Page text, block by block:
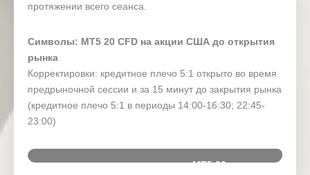
протяжении всего сеанса.
Символы: MT5 20 CFD на акции США до открытия
рынка
Корректировки: кредитное плечо 5:1 открыто во время
предрыночной сессии и за 15 минут до закрытия рынка
(кредитное плечо 5:1 в периоды 14:00-16:30; 22:45-
23:00)
MT5 20